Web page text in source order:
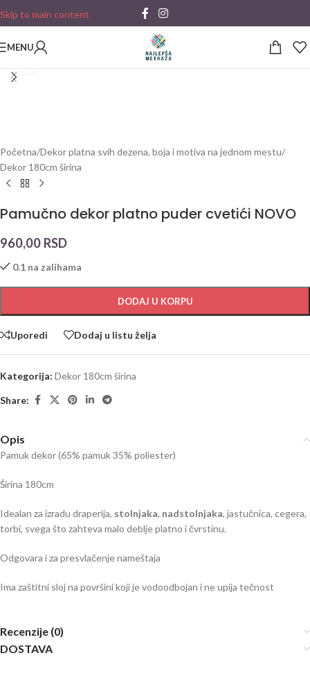
Skip to main content
MENU
Početna/Dekor platna svih dezena, boja i motiva na jednom mestu/
Dekor 180cm širina
Pamučno dekor platno puder cvetići NOVO
960,00 RSD
0.1 na zalihama
DODAJ U KORPU
Uporedi Dodaj u listu želja
Kategorija: Dekor 180cm širina
Share:
Opis
Pamuk dekor (65% pamuk 35% poliester)
Širina 180cm
Idealan za izradu draperija, stolnjaka, nadstolnjaka, jastučnica, cegera,
torbi, svega što zahteva malo deblje platno i čvrstinu.
Odgovara i za presvlačenje nameštaja
Ima zaštitni sloj na površini koji je vodoodbojan i ne upija tečnost
Recenzije (0)
DOSTAVA